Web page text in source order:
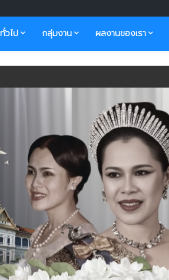
วไป กลุ่มงาน ผลงานของเรา